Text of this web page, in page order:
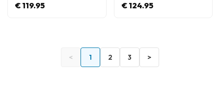
€ 119.95 € 124.95
< 1 2 3 >